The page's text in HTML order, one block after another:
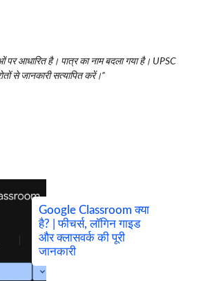
पर आधारित है। पात्र का नाम बदला गया है। UPSC
से जानकारी सत्यापित करें।”
Google Classroom क्या
है? | फीचर्स, लॉगिन गाइड
और क्लासवर्क की पूरी
जानकारी